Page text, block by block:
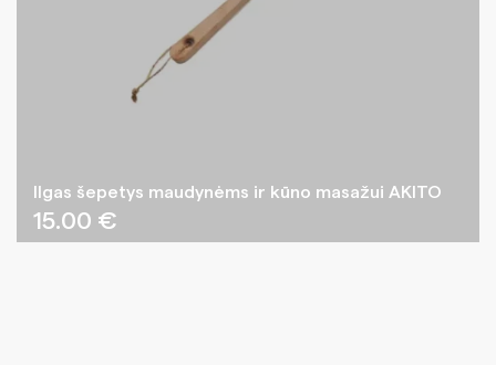
Ilgas šepetys maudynėms ir kūno masažui AKITO
15.00 €